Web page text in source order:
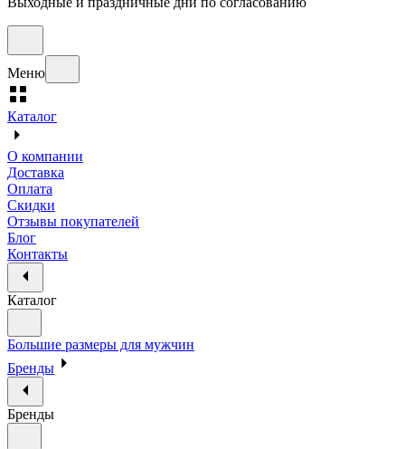
Меню
Каталог
О компании
Доставка
Оплата
Скидки
Отзывы покупателей
Блог
Контакты
Каталог
Большие размеры для мужчин
Бренды
Бренды